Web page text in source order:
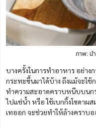
ภาพ: น
บางครั้งในการทำอาหาร อย่าง
กระทะขึ้นมาได้บ้าง ถึงแม้จะใ
ทำความสะอาดคราบหนึบบนก
ไปแช่น้ำ หรือ ใช้เบกกิ้งโซดาผ
เทออก จะช่วยทำให้ล้างคราบอ